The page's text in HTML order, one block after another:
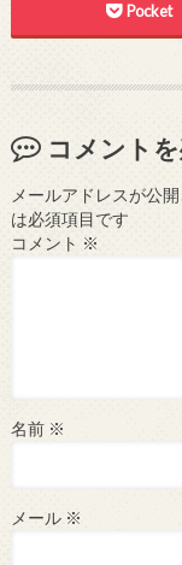
Pocket
コメント
メールアドレスが公
は必須項目です
コメント ※
名前 ※
メール ※